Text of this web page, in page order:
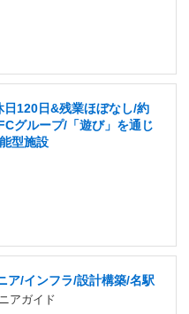
日120日&残業ほぼなし/約
グループ/「遊び」を通じ
型施設
ア/インフラ/設計構築/名駅
アガイド